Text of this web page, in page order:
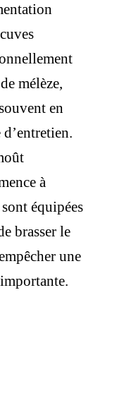
mélèze,
en
à
équipées
brasser le
une